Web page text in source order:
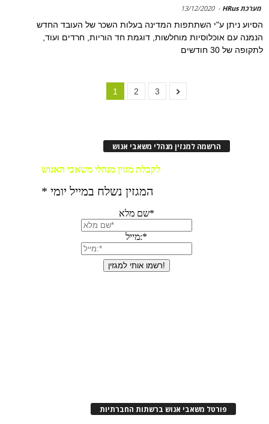
מערכת HRus -
13/12/2020
הסיוע ניתן ע"י השתתפות המדינה בעלות השכר של העובד החדש
הנמנה עם אוכלוסיות מוחלשות, דוגמת חד הוריות, חרדים ועוד,
לתקופה של 30 חודשים
1 2 3
הרשמה למגזין מנהלי משאבי אנוש
פורטל משאבי אנוש ברשתות החברתיות